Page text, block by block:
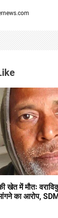
खेत में मौतः
का आरोप,